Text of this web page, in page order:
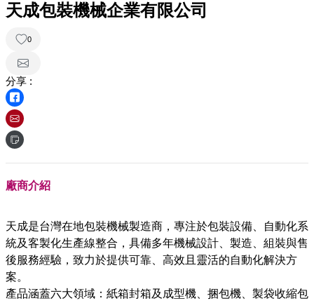
天成包裝機械企業有限公司
0
分享 :
廠商介紹
天成是台灣在地包裝機械製造商，專注於包裝設備、自動化系
統及客製化生產線整合，具備多年機械設計、製造、組裝與售
後服務經驗，致力於提供可靠、高效且靈活的自動化解決方
案。
產品涵蓋六大領域：紙箱封箱及成型機、捆包機、製袋收縮包